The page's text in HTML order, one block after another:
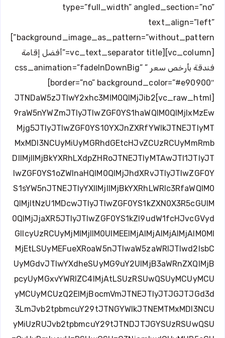
type=”full_width” angled_section=”no”
text_align=”left”
background_image_as_pattern=”without_pattern”]
[vc_column][vc_text_separator title=”أفضل إقامة
فندقة بأرخص سعر ” css_animation=”fadeInDownBig”
border=”no” background_color=”#e90900″]
[vc_raw_html]JTNDaW5zJTIwY2xhc3MlM0QlMjJib2
9raW5nYWZmJTIyJTIwZGF0YS1haWQlM0QlMjIxMzEw
Mjg5JTIyJTIwZGF0YS10YXJnZXRfYWlkJTNEJTIyMT
MxMDI3NCUyMiUyMGRhdGEtcHJvZCUzRCUyMmRmb
DIlMjIlMjBkYXRhLXdpZHRoJTNEJTIyMTAwJTI1JTIyJT
IwZGF0YS1oZWlnaHQlM0QlMjJhdXRvJTIyJTIwZGF0Y
S1sYW5nJTNEJTIyYXIlMjIlMjBkYXRhLWRlc3RfaWQlM0
QlMjItNzU1MDcwJTIyJTIwZGF0YS1kZXN0X3R5cGUlM
0QlMjJjaXR5JTIyJTIwZGF0YS1kZl9udW1fcHJvcGVyd
GllcyUzRCUyMjMlMjIlM0UlMEElMjAlMjAlMjAlMjAlM0Ml
MjEtLSUyMEFueXRoaW5nJTIwaW5zaWRlJTIwd2lsbC
UyMGdvJTIwYXdheSUyMG9uY2UlMjB3aWRnZXQlMjB
pcyUyMGxvYWRlZC4lMjAtLSUzRSUwQSUyMCUyMCU
yMCUyMCUzQ2ElMjBocmVmJTNEJTIyJTJGJTJGd3d
3LmJvb2tpbmcuY29tJTNGYWlkJTNEMTMxMDI3NCU
yMiUzRUJvb2tpbmcuY29tJTNDJTJGYSUzRSUwQSU